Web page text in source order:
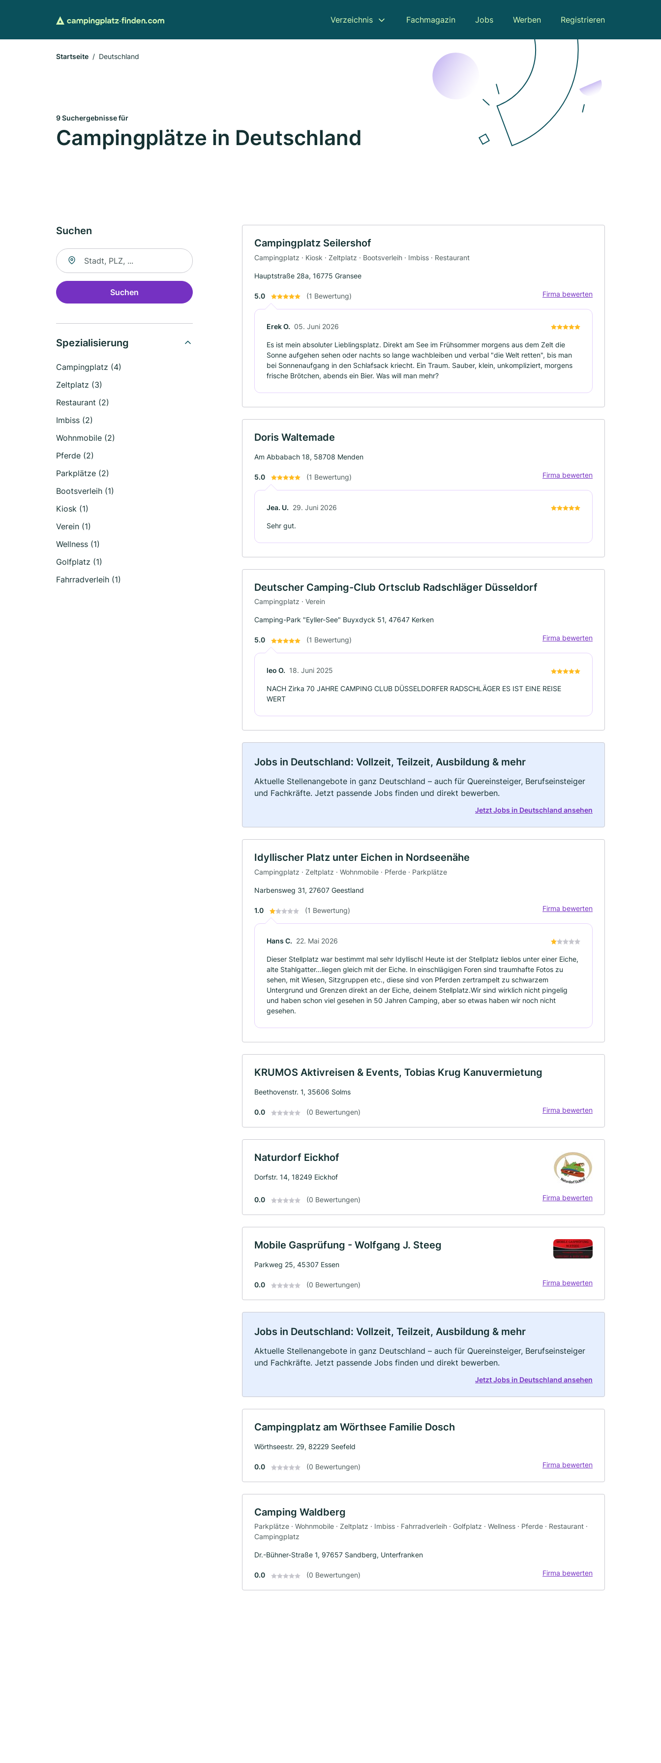
Verzeichnis Fachmagazin Jobs Werben Registrieren
Startseite Deutschland
9 Suchergebnisse für
Campingplätze in Deutschland
Suchen
Suche nach Ort
Suchen
Spezialisierung
Campingplatz (4)
Zeltplatz (3)
Restaurant (2)
Imbiss (2)
Wohnmobile (2)
Pferde (2)
Parkplätze (2)
Bootsverleih (1)
Kiosk (1)
Verein (1)
Wellness (1)
Golfplatz (1)
Fahrradverleih (1)
Campingplatz Seilershof
Campingplatz · Kiosk · Zeltplatz · Bootsverleih · Imbiss · Restaurant
Hauptstraße 28a, 16775 Gransee
5.0 (1 Bewertung) Firma bewerten
Erek O. 05. Juni 2026
Es ist mein absoluter Lieblingsplatz. Direkt am See im Frühsommer morgens aus dem Zelt die
Sonne aufgehen sehen oder nachts so lange wachbleiben und verbal "die Welt retten", bis man
bei Sonnenaufgang in den Schlafsack kriecht. Ein Traum. Sauber, klein, unkompliziert, morgens
frische Brötchen, abends ein Bier. Was will man mehr?
Doris Waltemade
Am Abbabach 18, 58708 Menden
5.0 (1 Bewertung) Firma bewerten
Jea. U. 29. Juni 2026
Sehr gut.
Deutscher Camping-Club Ortsclub Radschläger Düsseldorf
Campingplatz · Verein
Camping-Park "Eyller-See" Buyxdyck 51, 47647 Kerken
5.0 (1 Bewertung) Firma bewerten
leo O. 18. Juni 2025
NACH Zirka 70 JAHRE CAMPING CLUB DÜSSELDORFER RADSCHLÄGER ES IST EINE REISE
WERT
Jobs in Deutschland: Vollzeit, Teilzeit, Ausbildung & mehr
Aktuelle Stellenangebote in ganz Deutschland – auch für Quereinsteiger, Berufseinsteiger
und Fachkräfte. Jetzt passende Jobs finden und direkt bewerben.
Jetzt Jobs in Deutschland ansehen
Idyllischer Platz unter Eichen in Nordseenähe
Campingplatz · Zeltplatz · Wohnmobile · Pferde · Parkplätze
Narbensweg 31, 27607 Geestland
1.0 (1 Bewertung) Firma bewerten
Hans C. 22. Mai 2026
Dieser Stellplatz war bestimmt mal sehr Idyllisch! Heute ist der Stellplatz lieblos unter einer Eiche,
alte Stahlgatter...liegen gleich mit der Eiche. In einschlägigen Foren sind traumhafte Fotos zu
sehen, mit Wiesen, Sitzgruppen etc., diese sind von Pferden zertrampelt zu schwarzem
Untergrund und Grenzen direkt an der Eiche, deinem Stellplatz.Wir sind wirklich nicht pingelig
und haben schon viel gesehen in 50 Jahren Camping, aber so etwas haben wir noch nicht
gesehen.
KRUMOS Aktivreisen & Events, Tobias Krug Kanuvermietung
Beethovenstr. 1, 35606 Solms
0.0 (0 Bewertungen) Firma bewerten
Naturdorf Eickhof
Dorfstr. 14, 18249 Eickhof
0.0 (0 Bewertungen) Firma bewerten
Mobile Gasprüfung - Wolfgang J. Steeg
Parkweg 25, 45307 Essen
0.0 (0 Bewertungen) Firma bewerten
Jobs in Deutschland: Vollzeit, Teilzeit, Ausbildung & mehr
Aktuelle Stellenangebote in ganz Deutschland – auch für Quereinsteiger, Berufseinsteiger
und Fachkräfte. Jetzt passende Jobs finden und direkt bewerben.
Jetzt Jobs in Deutschland ansehen
Campingplatz am Wörthsee Familie Dosch
Wörthseestr. 29, 82229 Seefeld
0.0 (0 Bewertungen) Firma bewerten
Camping Waldberg
Parkplätze · Wohnmobile · Zeltplatz · Imbiss · Fahrradverleih · Golfplatz · Wellness · Pferde · Restaurant ·
Campingplatz
Dr.-Bühner-Straße 1, 97657 Sandberg, Unterfranken
0.0 (0 Bewertungen) Firma bewerten